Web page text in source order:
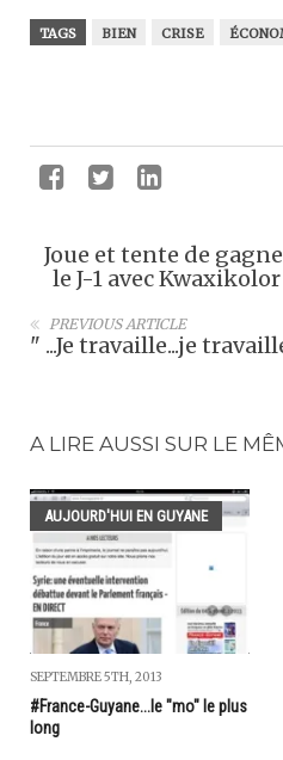
TAGS BIEN CRISE
Joue et tente de
le J-1 avec
PREVIOUS ARTICLE
" ...Je travaille...je
A LIRE AUSSI SUR LE
AUJOURD'HUI EN GUYANE
SEPTEMBRE 5TH, 2013
#France-Guyane...le "mo" le plus
long